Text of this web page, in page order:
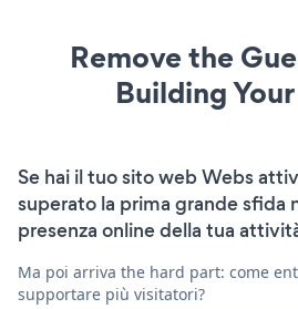
Remove the
Building
Se hai il tuo sito web Webs
superato la prima grande sfida
presenza online della tua
Ma poi arriva the hard part: come
supportare più visitatori?